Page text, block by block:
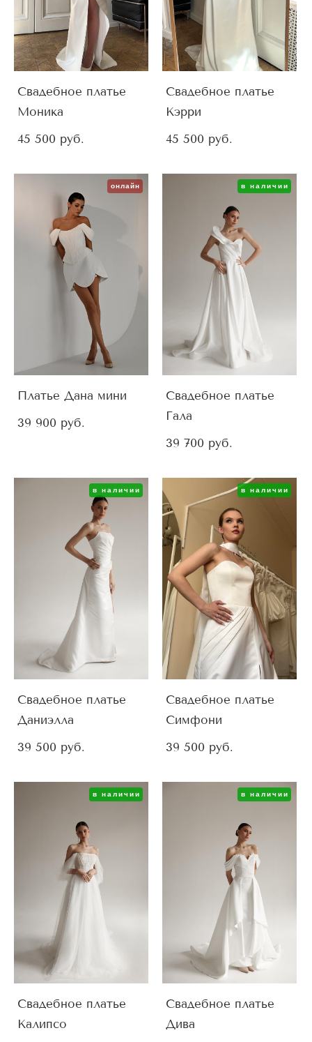
Свадебное платье
Моника
45 500 pуб.
Свадебное платье
Кэрри
45 500 pуб.
онлайн
Платье Дана мини
39 900 pуб.
в наличии
Свадебное платье
Гала
39 700 pуб.
в наличии
Свадебное платье
Даниэлла
39 500 pуб.
в наличии
Свадебное платье
Симфони
39 500 pуб.
в наличии
Свадебное платье
Калипсо
в наличии
Свадебное платье
Дива